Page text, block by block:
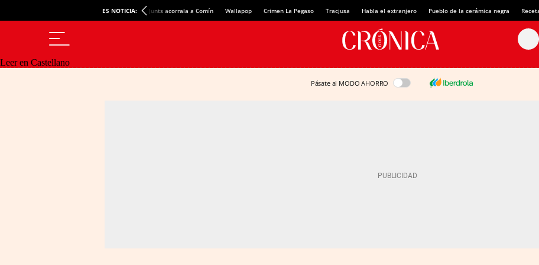
ES NOTICIA: Junts acorrala a Comín Wallapop Crimen La Pegaso Tracjusa Habla el extranjero Pueblo de la cerámica negra
Leer en Castellano
Pásate al MODO AHORRO